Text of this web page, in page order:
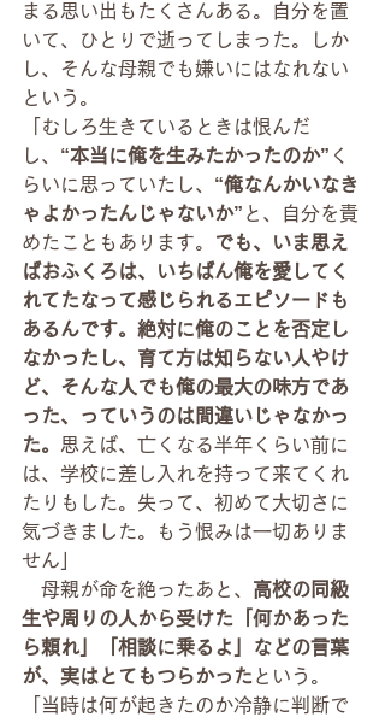
まる思い出もたくさんある。自分を置
いて、ひとりで逝ってしまった。しか
し、そんな母親でも嫌いにはなれない
という。
「むしろ生きているときは恨んだ
し、 “本当に俺を生みたかったのか” く
らいに思っていたし、 “俺なんかいなき
ゃよかったんじゃないか” と、自分を責
めたこともあります。
でも、いま思え
ばおふくろは、いちばん俺を愛してく
れてたなって感じられるエピソードも
あるんです。絶対に俺のことを否定し
なかったし、育て方は知らない人やけ
ど、そんな人でも俺の最大の味方であ
った、っていうのは間違いじゃなかっ
た。 思えば、亡くなる半年くらい前に
は、学校に差し入れを持って来てくれ
たりもした。失って、初めて大切さに
気づきました。もう恨みは一切ありま
せん」
母親が命を絶ったあと、 高校の同級
生や周りの人から受けた「何かあった
ら頼れ」「相談に乗るよ」などの言葉
が、実はとてもつらかったという。
「当時は何が起きたのか冷静に判断で